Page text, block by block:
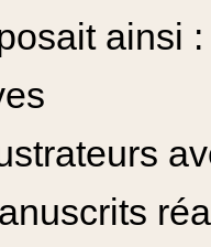
ainsi :